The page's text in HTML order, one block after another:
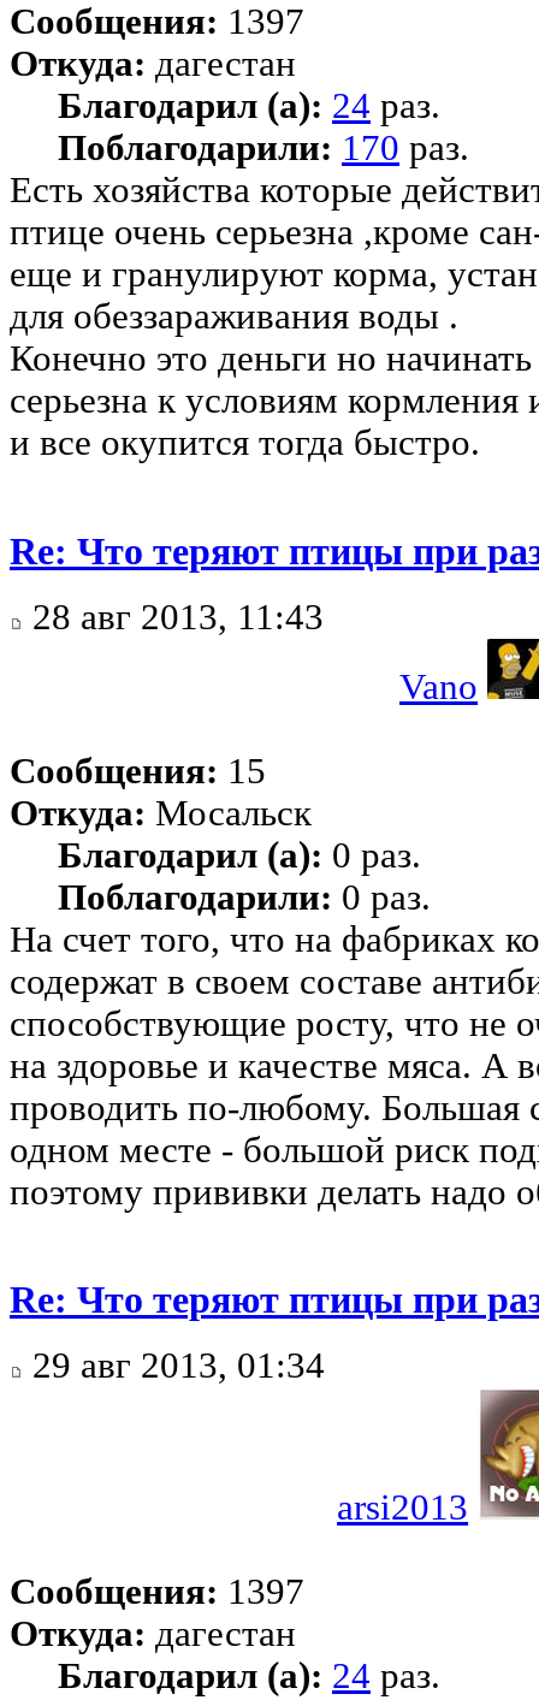
Сообщения: 1397
Откуда: дагестан
Благодарил (а): 24 раз.
Поблагодарили: 170 раз.
Есть хозяйства которые
птице очень серьезна ,кроме
еще и гранулируют корма,
для обеззараживания воды .
Конечно это деньги но
серьезна к условиям
и все окупится тогда быстро.
Re: Что теряют птицы при
28 авг 2013, 11:43
Vano
Сообщения: 15
Откуда: Мосальск
Благодарил (а): 0 раз.
Поблагодарили: 0 раз.
На счет того, что на фабриках
содержат в своем составе
способствующие росту, что не
на здоровье и качестве мяса. А
проводить по-любому. Большая
одном месте - большой риск
поэтому прививки делать надо
Re: Что теряют птицы при
29 авг 2013, 01:34
arsi2013
Сообщения: 1397
Откуда: дагестан
Благодарил (а): 24 раз.